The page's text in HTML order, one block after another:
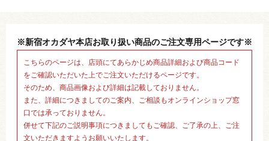
※新宿オカダヤ本店お取り扱い商品のご注文専用ページです※
こちらのページは、店頭にてあらかじめ商品詳細および商品コード
をご確認いただいた上でご注文いただけるページです。
そのため、商品画像および詳細は記載しておりません。
また、詳細につきましてのご案内、ご相談もオンラインショップ窓
口では承っておりません。
併せて下記のご説明事項につきましてもご確認、ご了承の上、ご注
文いただきますようお願いいたします。